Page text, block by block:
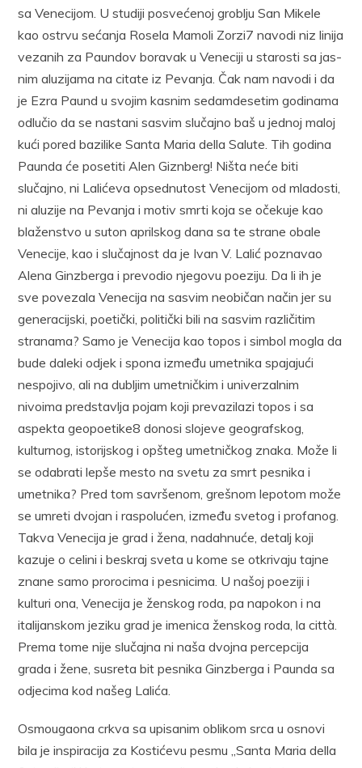
sa Venecijom. U studiji pos­većenoj groblju San Mikele
kao ostrvu sećanja Rosela Mamoli Zorzi7 na­vodi niz linija
vezanih za Paundov boravak u Veneciji u starosti sa jas­
nim aluzijama na citate iz Pevanja. Čak nam navodi i da
je Ezra Paund u svojim kasnim sedamdesetim godinama
odlučio da se nastani sasvim slu­čajno baš u jednoj maloj
kući pored bazilike Santa Maria della Salute. Tih godina
Paunda će posetiti Alen Giznberg! Ništa neće biti
slučajno, ni Lalićeva opsednutost Venecijom od mladosti,
ni aluzije na Pevanja i motiv smrti koja se očekuje kao
blaženstvo u suton aprilskog dana sa te strane obale
Venecije, kao i slučajnost da je Ivan V. Lalić poznavao
Alena Ginzberga i prevodio njegovu poeziju. Da li ih je
sve povezala Ve­necija na sasvim neobičan način jer su
generacijski, poetički, poli­tički bili na sasvim različitim
stranama? Samo je Venecija kao topos i simbol mogla da
bude daleki odjek i spona između umetnika spajajući
nespojivo, ali na dubljim umetničkim i univerzalnim
nivoima pred­stavlja pojam koji prevazilazi topos i sa
aspekta geopoetike8 donosi slojeve geografskog,
kulturnog, istorijskog i opšteg umetničkog znaka. Može li
se odabrati lepše mesto na svetu za smrt pesnika i
umetnika? Pred tom savršenom, grešnom lepotom može
se umreti dvojan i raspo­lućen, između svetog i profanog.
Takva Venecija je grad i žena, nadah­nuće, detalj koji
kazuje o celini i beskraj sveta u kome se otkrivaju tajne
znane samo prorocima i pesnicima. U našoj poeziji i
kulturi ona, Ve­necija je ženskog roda, pa napokon i na
italijanskom jeziku grad je ime­nica ženskog roda, la città.
Prema tome nije slučajna ni naša dvojna per­cepcija
grada i žene, susreta bit pesnika Ginzberga i Paunda sa
odjeci­ma kod našeg Lalića.
Osmougaona crkva sa upisanim oblikom srca u osnovi
bila je in­spiracija za Kostićevu pesmu „Santa Maria della